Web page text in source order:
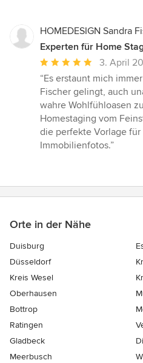
HOMEDESIGN Sandra
Experten für Home
Durchschnittliche
Bewertung:
5
von
5
Sternen
3. April
“Es erstaunt mich
Fischer gelingt, auch
wahre Wohlfühloasen
Homestaging vom
die perfekte Vorlage
Immobilienfotos.”
Orte in der Nähe
Duisburg
Düsseldorf
Kreis Wesel
Oberhausen
Bottrop
Ratingen
Gladbeck
Meerbusch